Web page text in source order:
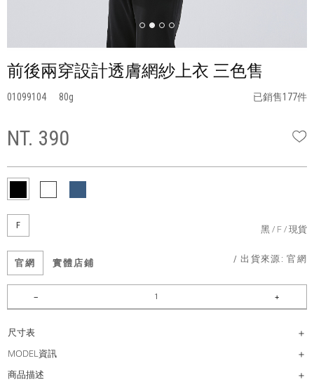
前後兩穿設計透膚網紗上衣 三色售
01099104 80 已銷售177件
NT. 390
F 黑 F 現貨
官網 實體店鋪 / 出貨來源:官網
尺寸表
MODEL資訊
商品描述